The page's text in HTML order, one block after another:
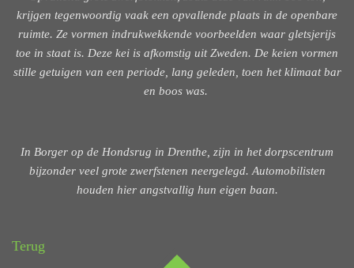
krijgen tegenwoordig vaak een opvallende plaats in de openbare
ruimte. Ze vormen indrukwekkende voorbeelden waar gletsjerijs
toe in staat is. Deze kei is afkomstig uit Zweden. De keien vormen
stille getuigen van een periode, lang geleden, toen het klimaat bar
en boos was.
In Borger op de Hondsrug in Drenthe, zijn in het dorpscentrum
bijzonder veel grote zwerfstenen neergelegd. Automobilisten
houden hier angstvallig hun eigen baan.
Terug